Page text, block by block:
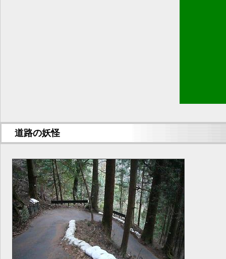
道路の妖怪